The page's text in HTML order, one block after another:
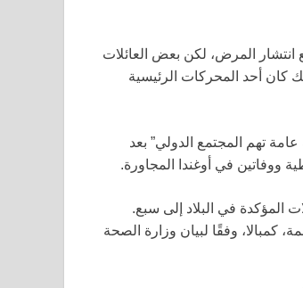
المرض، لكن بعض العائلات
كان أحد المحركات الرئيسية
تهم المجتمع الدولي” بعد
المؤكدة في البلاد إلى سبع.
وفقًا لبيان وزارة الصحة